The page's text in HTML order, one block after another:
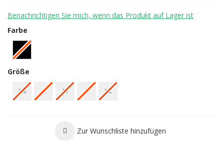
Benachrichtigen Sie mich, wenn das Produkt auf Lager ist
Farbe
Größe
XS S M L XL
Zur Wunschliste hinzufügen